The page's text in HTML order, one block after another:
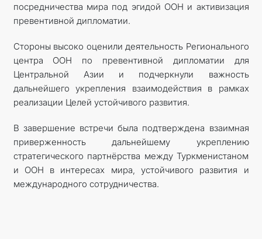
посредничества мира под эгидой ООН и активизация
превентивной дипломатии.
Стороны высоко оценили деятельность Регионального
центра ООН по превентивной дипломатии для
Центральной Азии и подчеркнули важность
дальнейшего укрепления взаимодействия в рамках
реализации Целей устойчивого развития.
В завершение встречи была подтверждена взаимная
приверженность дальнейшему укреплению
стратегического партнёрства между Туркменистаном
и ООН в интересах мира, устойчивого развития и
международного сотрудничества.